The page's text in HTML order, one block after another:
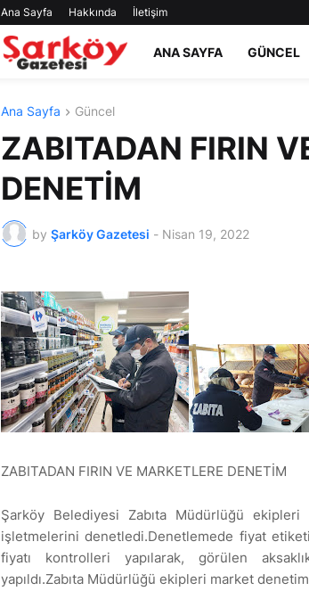
Ana Sayfa Hakkında İletişim
ANA SAYFA GÜNCEL
Ana Sayfa Güncel
ZABITADAN FIRIN
DENETİM
by Şarköy Gazetesi - Nisan 19, 2022
ZABITADAN FIRIN VE MARKETLERE DENETİM
Şarköy Belediyesi Zabıta Müdürlüğü
işletmelerini denetledi.Denetlemede fiyat
fiyatı kontrolleri yapılarak, görülen
yapıldı.Zabıta Müdürlüğü ekipleri market